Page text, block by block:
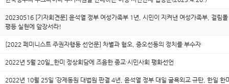
20230516 [기자회견문] 윤석열 정부 여성가족부 1년, 시민이 지켜낸 여성가족부, 걸림
평등 실현에 앞장서라!
[2022 페미니스트 주권자행동 선언문] 차별과 혐오, 증오선동의 정치를 부수자
2022년 5월 20일_한미 정상회담에 즈음한 종교·시민사회 평화선언
2022년 10월 25일 ‘강제동원 대법원 판결 4년, 윤석열 정부 대일 굴욕외교 규탄, 한일 한